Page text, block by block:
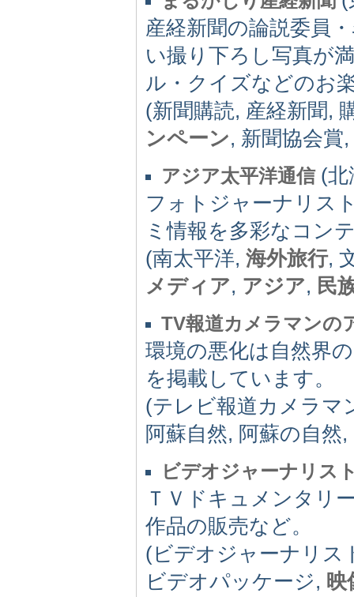
産経新聞の論説委員
い撮り下ろし写真が
ル・クイズなどのお
(新聞購読, 産経新聞,
ンペーン, 新聞協会賞
アジア太平洋通信(北
フォトジャーナリス
ミ情報を多彩なコン
(南太平洋, 海外旅行,
メディア, アジア, 民
TV報道カメラマンの
環境の悪化は自然界
を掲載しています。
(テレビ報道カメラマ
阿蘇自然, 阿蘇の自然
ビデオジャーナリス
ＴＶドキュメンタリ
作品の販売など。
(ビデオジャーナリス
ビデオパッケージ, 映